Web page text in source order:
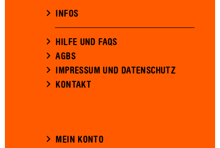
INFOS
HILFE UND FAQS
AGBS
IMPRESSUM UND DATENSCHUTZ
KONTAKT
MEIN KONTO